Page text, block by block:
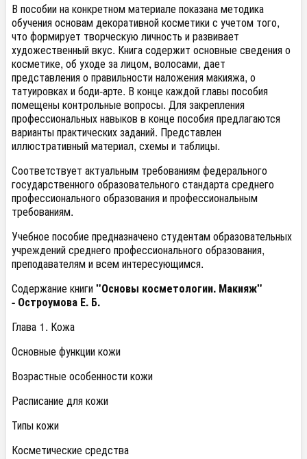
В пособии на конкретном материале показана методика
обучения основам декоративной косметики с учетом того,
что формирует творческую личность и развивает
художественный вкус. Книга содержит основные сведения о
косметике, об уходе за лицом, волосами, дает
представления о правильности наложения макияжа, о
татуировках и боди-арте. В конце каждой главы пособия
помещены контрольные вопросы. Для закрепления
профессиональных навыков в конце пособия предлагаются
варианты практических заданий. Представлен
иллюстративный материал, схемы и таблицы.
Соответствует актуальным требованиям федерального
государственного образовательного стандарта среднего
профессионального образования и профессиональным
требованиям.
Учебное пособие предназначено студентам образовательных
учреждений среднего профессионального образования,
преподавателям и всем интересующимся.
Содержание книги"Основы косметологии. Макияж"
- Остроумова Е. Б.
Глава 1. Кожа
Основные функции кожи
Возрастные особенности кожи
Расписание для кожи
Типы кожи
Косметические средства